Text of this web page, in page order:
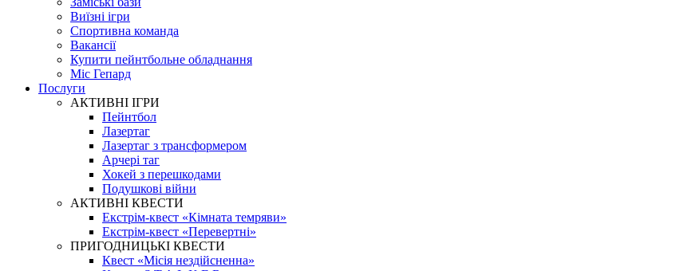
Виїзні ігри
Спортивна команда
Вакансії
Купити пейнтбольне обладнання
Міс Гепард
Послуги
АКТИВНІ ІГРИ
Пейнтбол
Лазертаг
Лазертаг з трансформером
Арчері таг
Хокей з перешкодами
Подушкові війни
АКТИВНІ КВЕСТИ
Екстрім-квест «Кімната темряви»
Екстрім-квест «Перевертні»
ПРИГОДНИЦЬКІ КВЕСТИ
Квест «Місія нездійсненна»